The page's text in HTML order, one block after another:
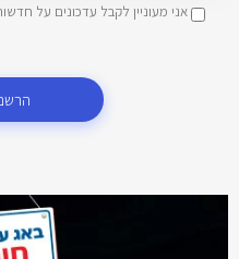
אני מעוניין לקבל עדכונים על